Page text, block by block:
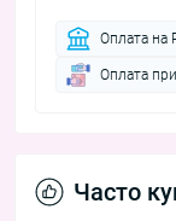
Оплата на
Оплата
Часто